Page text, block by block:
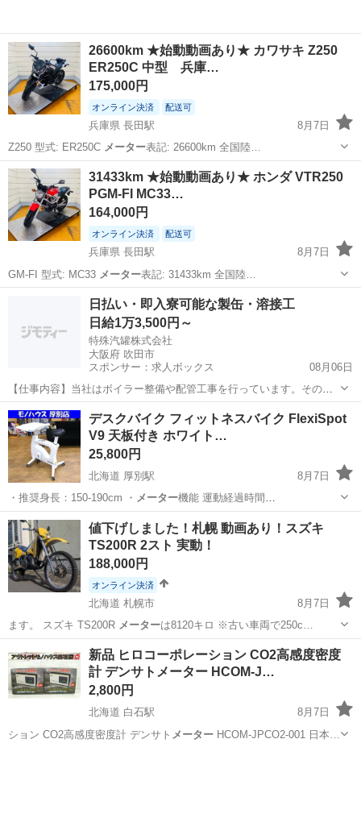
26600km ★始動動画あり★ カワサキ Z250
ER250C 中型 兵庫…
175,000円
オンライン決済 配送可
兵庫県 長田駅
8月7日
Z250 型式: ER250C メーター 表記: 26600km 全国陸…
兵庫 神戸市 カワサキ バッテリー
31433km ★始動動画あり★ ホンダ VTR250
PGM-FI MC33…
164,000円
オンライン決済 配送可
兵庫県 長田駅
8月7日
GM-FI 型式: MC33 メーター 表記: 31433km 全国陸…
神戸市 長田駅 ホンダ 自賠責保険
日払い・即入寮可能な製缶・溶接工
日給1万3,500円～
特殊汽罐株式会社
大阪府 吹田市
スポンサー：求人ボックス
08月06日
【仕事内容】当社はボイラー整備や配管工事を行っています。その中
で必要な配管やボイラーの製缶作業(溶接・切断・架台等の製作)業務に
当社工場内であたっていただきます。 工場は大阪府吹田市芳野町。御
堂筋線の江坂駅からの徒歩圏内にあります...
アルバイト・パート
デスクバイク フィットネスバイク FlexiSpot
V9 天板付き ホワイト…
25,800円
北海道 厚別駅
8月7日
・推奨身長：150-190cm ・ メーター機能 運動経過時間
…
北海道 札幌市 厚別駅 フィットネス、トレーニング
FlexiSpot
値下げしました！札幌 動画あり！スズキ
TS200R 2スト 実動！
188,000円
オンライン決済
北海道 札幌市
8月7日
ます。 スズキ TS200R メーターは8120キロ ※古い車両で250c…
札幌市 スズキ オフロード
新品 ヒロコーポレーション CO2高感度密度
計 デンサトメーター HCOM-J…
2,800円
北海道 白石駅
8月7日
ション CO2高感度密度計 デンサト メーターHCOM-JPCO2-001 日本…